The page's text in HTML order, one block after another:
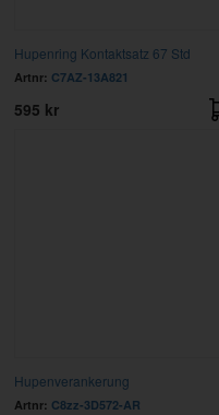
Hupenring Kontaktsatz 67 Std
Artnr: C7AZ-13A821
595 kr
Hupenverankerung
Artnr: C8zz-3D572-AR